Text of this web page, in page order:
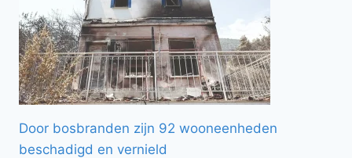
Door bosbranden zijn 92 wooneenheden
beschadigd en vernield